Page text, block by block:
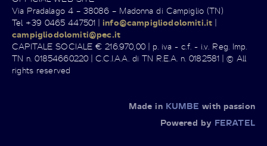
Via Pradalago 4 – 38086 – Madonna di Campiglio (TN)
Tel +39 0465 447501 |info@campigliodolomiti.it |
campigliodolomiti@pec.it
CAPITALE SOCIALE € 216.970,00 | p. iva - c.f. - i.v. Reg. Imp.
TN n. 01854660220 | C.C.I.A.A. di TN R.E.A. n. 0182581 | © All
rights reserved
Made in KUMBE with passion
Powered by FERATEL